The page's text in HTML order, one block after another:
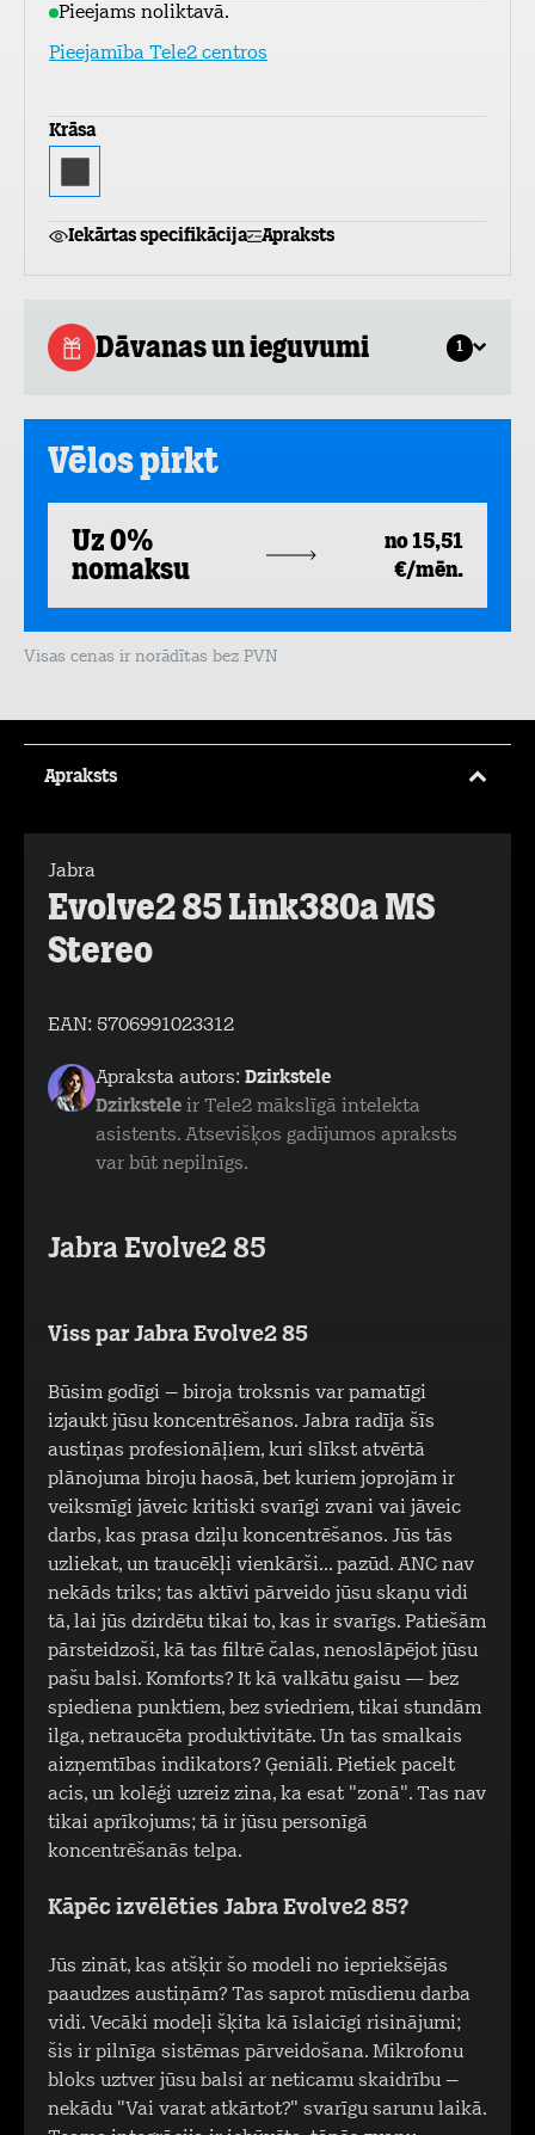
Pieejams noliktavā.
Pieejamība Tele2 centros
Krāsa
Iekārtas specifikācija Apraksts
Dāvanas un ieguvumi 1
Vēlos pirkt
Uz 0%
nomaksu
no 15,51
€/mēn.
Visas cenas ir norādītas bez PVN
Apraksts
Jabra
Evolve2 85 Link380a MS
Stereo
EAN: 5706991023312
Apraksta autors: Dzirkstele
Dzirkstele ir Tele2 mākslīgā intelekta
asistents. Atsevišķos gadījumos apraksts
var būt nepilnīgs.
Jabra Evolve2 85
Viss par Jabra Evolve2 85
Būsim godīgi – biroja troksnis var pamatīgi
izjaukt jūsu koncentrēšanos. Jabra radīja šīs
austiņas profesionāļiem, kuri slīkst atvērtā
plānojuma biroju haosā, bet kuriem joprojām ir
veiksmīgi jāveic kritiski svarīgi zvani vai jāveic
darbs, kas prasa dziļu koncentrēšanos. Jūs tās
uzliekat, un traucēkļi vienkārši... pazūd. ANC nav
nekāds triks; tas aktīvi pārveido jūsu skaņu vidi
tā, lai jūs dzirdētu tikai to, kas ir svarīgs. Patiešām
pārsteidzoši, kā tas filtrē čalas, nenoslāpējot jūsu
pašu balsi. Komforts? It kā valkātu gaisu — bez
spiediena punktiem, bez sviedriem, tikai stundām
ilga, netraucēta produktivitāte. Un tas smalkais
aizņemtības indikators? Ģeniāli. Pietiek pacelt
acis, un kolēģi uzreiz zina, ka esat "zonā". Tas nav
tikai aprīkojums; tā ir jūsu personīgā
koncentrēšanās telpa.
Kāpēc izvēlēties Jabra Evolve2 85?
Jūs zināt, kas atšķir šo modeli no iepriekšējās
paaudzes austiņām? Tas saprot mūsdienu darba
vidi. Vecāki modeļi šķita kā īslaicīgi risinājumi;
šis ir pilnīga sistēmas pārveidošana. Mikrofonu
bloks uztver jūsu balsi ar neticamu skaidrību –
nekādu "Vai varat atkārtot?" svarīgu sarunu laikā.